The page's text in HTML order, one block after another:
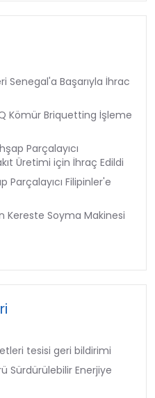
Senegal'a Başarıyla İhrac
Kömür Briquetting İşleme
Parçalayıcı
Üretimi için İhraç Edildi
Parçalayıcı Filipinler'e
Kereste Soyma Makinesi
tesisi geri bildirimi
Sürdürülebilir Enerjiye